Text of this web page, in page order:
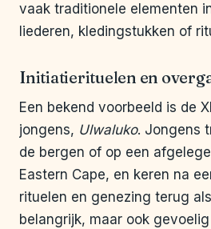
vaak traditionele elementen
liederen, kledingstukken of
Initiatierituelen en
Een bekend voorbeeld is de
jongens, Ulwaluko. Jongens
de bergen of op een
Eastern Cape, en keren na
rituelen en genezing terug
belangrijk, maar ook